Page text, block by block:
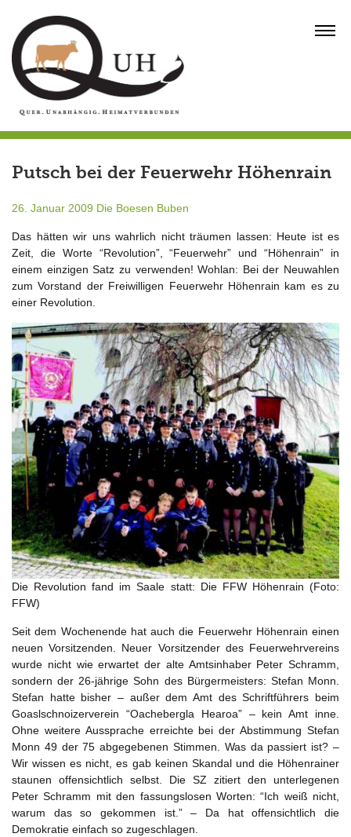
content
Putsch bei der Feuerwehr Höhenrain
26. Januar 2009 Die Boesen Buben
Das hätten wir uns wahrlich nicht träumen lassen: Heute ist es
Zeit, die Worte “Revolution”, “Feuerwehr” und “Höhenrain” in
einem einzigen Satz zu verwenden! Wohlan: Bei der Neuwahlen
zum Vorstand der Freiwilligen Feuerwehr Höhenrain kam es zu
einer Revolution.
Die Revolution fand im Saale statt: Die FFW Höhenrain (Foto:
FFW)
Seit dem Wochenende hat auch die Feuerwehr Höhenrain einen
neuen Vorsitzenden. Neuer Vorsitzender des Feuerwehrvereins
wurde nicht wie erwartet der alte Amtsinhaber Peter Schramm,
sondern der 26-jährige Sohn des Bürgermeisters: Stefan Monn.
Stefan hatte bisher – außer dem Amt des Schriftführers beim
Goaslschnoizerverein “Oachebergla Hearoa” – kein Amt inne.
Ohne weitere Aussprache erreichte bei der Abstimmung Stefan
Monn 49 der 75 abgegebenen Stimmen. Was da passiert ist? –
Wir wissen es nicht, es gab keinen Skandal und die Höhenrainer
staunen offensichtlich selbst. Die SZ zitiert den unterlegenen
Peter Schramm mit den fassungslosen Worten: “Ich weiß nicht,
warum das so gekommen ist.” – Da hat offensichtlich die
Demokratie einfach so zugeschlagen.